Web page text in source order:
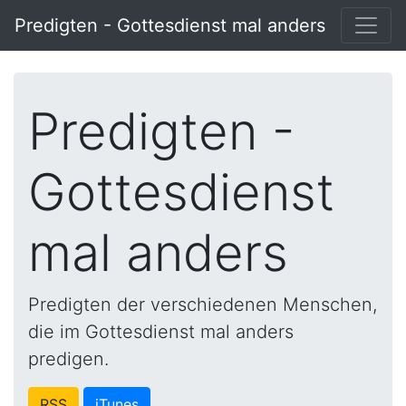
Predigten - Gottesdienst mal anders
Predigten -
Gottesdienst
mal anders
Predigten der verschiedenen Menschen,
die im Gottesdienst mal anders
predigen.